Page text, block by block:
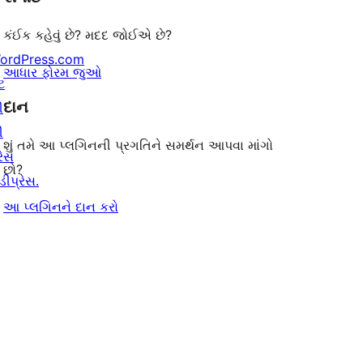
કંઈક કહેવું છે? મદદ જોઈએ છે?
આધાર ફોરમ જુઓ
દાન
શું તમે આ પ્લગિનની પ્રગતિને સમર્થન આપવા માંગો
છો?
આ પ્લગિનને દાન કરો